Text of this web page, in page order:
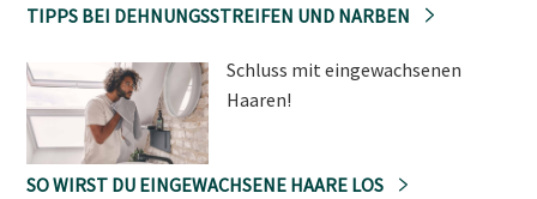
TIPPS BEI DEHNUNGSSTREIFEN UND NARBEN
Schluss mit eingewachsenen
Haaren!
SO WIRST DU EINGEWACHSENE HAARE LOS